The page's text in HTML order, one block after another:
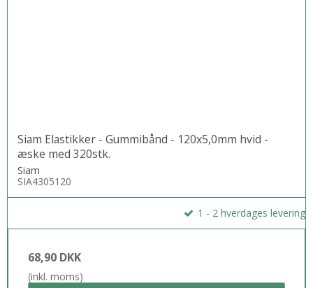
Siam Elastikker - Gummibånd - 120x5,0mm hvid -
æske med 320stk.
Siam
SIA4305120
1 - 2 hverdages levering
68,90 DKK
(inkl. moms)